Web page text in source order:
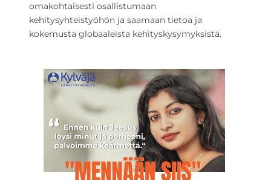
omakohtaisesti osallistumaan
kehitysyhteistyöhön ja saamaan tietoa ja
kokemusta globaaleista kehityskysymyksistä.